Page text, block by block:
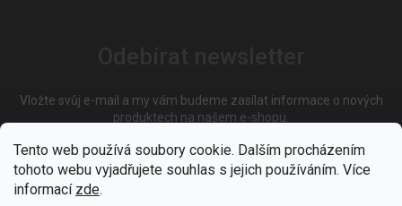
Tento web používá soubory cookie. Dalším procházením
tohoto webu vyjadřujete souhlas s jejich používáním. Více
informací zde.
Vložte svůj e-mail a my vám budeme zasílat informace o nových
produktech na našem e-shopu.
E-mail